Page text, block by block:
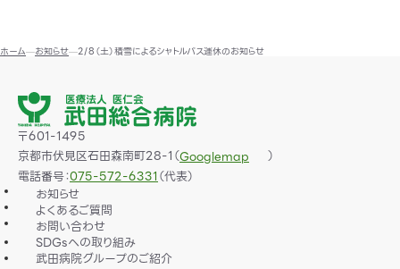
ホーム お知らせ 2/8（土）積雪によるシャトルバス運休のお知らせ
〒601-1495
京都市伏見区石田森南町28-1（Googlemap
）
電話番号：075-572-6331（代表）
お知らせ
よくあるご質問
お問い合わせ
SDGsへの取り組み
武田病院グループのご紹介